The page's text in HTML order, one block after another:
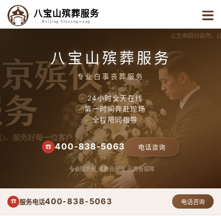
八宝山殡葬服务
Beijing binzangwang
八宝山殡葬服务
专业白事丧葬服务
✓ 24小时全天在线
✓ 第一时间奔赴现场
✓ 全程陪同指导
☎ 400-838-5063 电话咨询
专业服务化 收费合理化 品质有保障
☎ 服务电话400-838-5063 电话咨询